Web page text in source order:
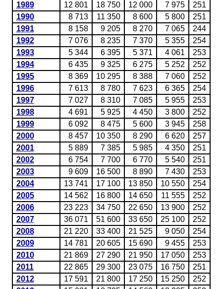
1989
12 801 18 750 12 000 7 975
251
1990
8 713 11 350 8 600 5 800
251
1991
8 158 9 205 8 270 7 065
244
1992
7 076 8 235 7 370 5 355
254
1993
5 344 6 395 5 371 4 061
253
1994
6 435 9 325 6 275 5 252
252
1995
8 369 10 295 8 388 7 060
252
1996
7 613 8 780 7 623 6 365
254
1997
7 027 8 310 7 085 5 955
253
1998
4 691 5 925 4 450 3 800
252
1999
6 092 8 475 5 600 3 945
258
2000
8 457 10 350 8 290 6 620
257
2001
5 889 7 385 5 985 4 350
251
2002
6 754 7 700 6 770 5 540
251
2003
9 609 16 500 8 890 7 430
253
2004
13 741 17 100 13 850 10 550
254
2005
14 562 16 800 14 650 11 555
252
2006
23 223 34 750 22 650 13 900
252
2007
36 071 51 600 33 650 25 100
252
2008
21 220 33 400 21 525 9 050
254
2009
14 781 20 605 15 690 9 455
253
2010
21 869 27 290 21 950 17 050
253
2011
22 865 29 300 23 075 16 750
251
2012
17 591 21 800 17 250 15 250
252